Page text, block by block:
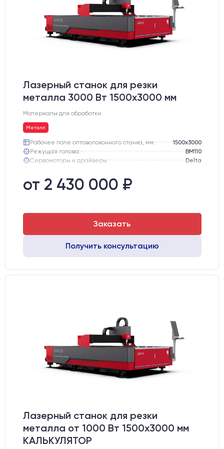
Лазерный станок для резки
металла 3000 Вт 1500x3000 мм
Материалы для обработки:
Металл
Рабочее поле оптоволоконного станка, мм:
1500х3000
Режущая голова:
BM110
Сервомоторы и драйверы:
Delta
Направляющие оси Х:
Поддерживаемые форматы:
от 2 430 000 ₽
Заказать
Получить консультацию
Лазерный станок для резки
металла от 1000 Вт 1500x3000 мм
КАЛЬКУЛЯТОР